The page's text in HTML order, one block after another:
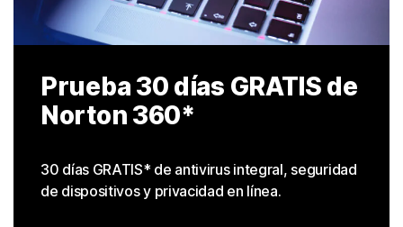
Prueba 30 días GRATIS de
Norton 360*
30 días GRATIS* de antivirus integral, seguridad
de dispositivos y privacidad en línea.